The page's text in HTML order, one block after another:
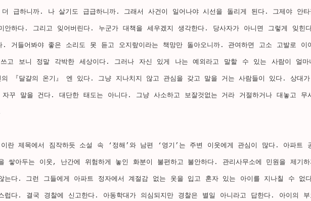
급하니까. 나 살기도 급급하니까. 그래서 사건이 일어나야 시선을 돌리게 된다. 그제야 안타
안하다. 그리고 잊어버린다. 누군가 대책을 세우겠지 생각한다. 당사자가 아니면 그렇게 잊힌
거들어봐야 좋은 소리도 못 듣고 오지랖이라는 책망만 돌아오니까. 관여하면 고소 고발로 이어
고 보니 정말 각박한 세상이다. 그러나 자신 있게 나는 예외라고 말할 수 있는 사람이 얼마
『달걀의 온기』 엔 있다. 그냥 지나치지 않고 관심을 갖고 말을 거는 사람들이 있다. 상대
꾸 말을 건다. 대단한 태도는 아니다. 그냥 사소하고 보잘것없는 거라 거절하거나 대놓고 무시
이란 제목에서 짐작하듯 소설 속 ‘정해’와 남편 ‘영기’는 주변 이웃에게 관심이 많다. 아파트
쌓아두는 이웃, 난간에 위험하게 놓인 화분이 불편하고 불안하다. 관리사무소에 민원을 제기하
는다. 그런 그들에게 아파트 정자에서 계절감 없는 옷을 입고 혼자 있는 아이를 지나칠 수 없
럽다. 결국 경찰에 신고한다. 아동학대가 의심되지만 경찰은 별일 아니라고 답한다. 아이의 부